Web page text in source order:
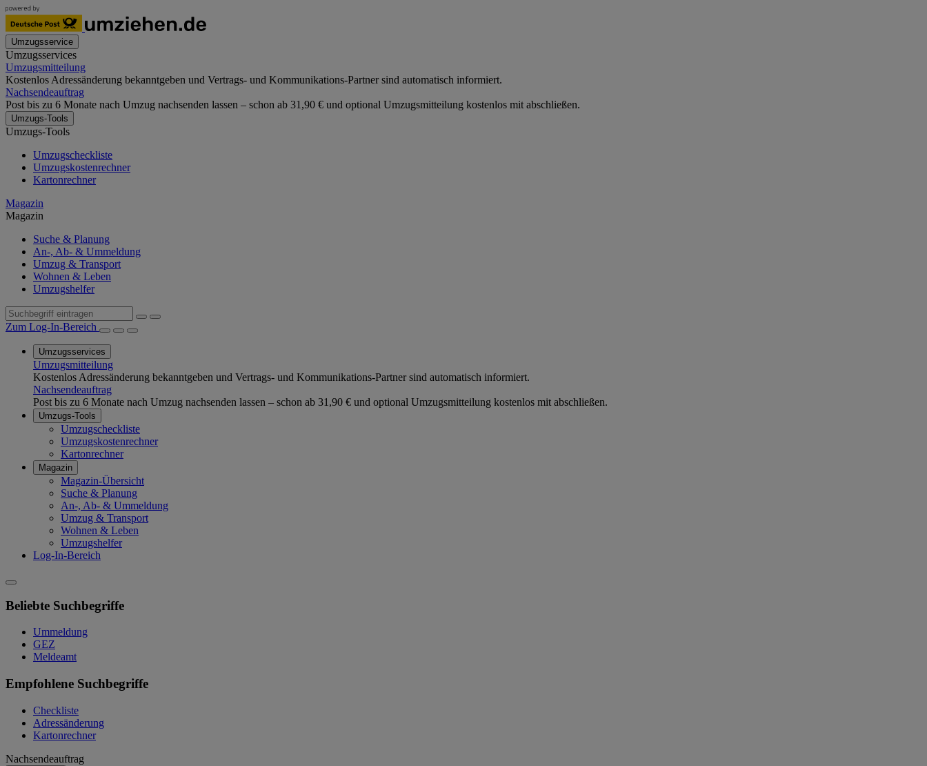
Umzugsservice
Umzugsservices
Umzugsmitteilung
Kostenlos Adressänderung bekanntgeben und Vertrags- und Kommunikations-Partner sind automatisch informiert.
Nachsendeauftrag
Post bis zu 6 Monate nach Umzug nachsenden lassen – schon ab 31,90 € und optional Umzugsmitteilung kostenlos mit abschließen.
Umzugs-Tools
Umzugs-Tools
Umzugscheckliste
Umzugskostenrechner
Kartonrechner
Magazin
Magazin
Suche & Planung
An-, Ab- & Ummeldung
Umzug & Transport
Wohnen & Leben
Umzugshelfer
Zum Log-In-Bereich
Umzugsservices
Umzugsmitteilung
Kostenlos Adressänderung bekanntgeben und Vertrags- und Kommunikations-Partner sind automatisch informiert.
Nachsendeauftrag
Post bis zu 6 Monate nach Umzug nachsenden lassen – schon ab 31,90 € und optional Umzugsmitteilung kostenlos mit abschließen.
Umzugs-Tools
Umzugscheckliste
Umzugskostenrechner
Kartonrechner
Magazin
Magazin-Übersicht
Suche & Planung
An-, Ab- & Ummeldung
Umzug & Transport
Wohnen & Leben
Umzugshelfer
Log-In-Bereich
Beliebte Suchbegriffe
Ummeldung
GEZ
Meldeamt
Empfohlene Suchbegriffe
Checkliste
Adressänderung
Kartonrechner
Nachsendeauftrag